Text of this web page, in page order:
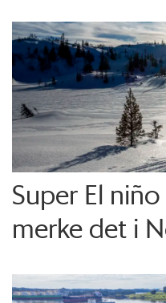
Super El
merke det i